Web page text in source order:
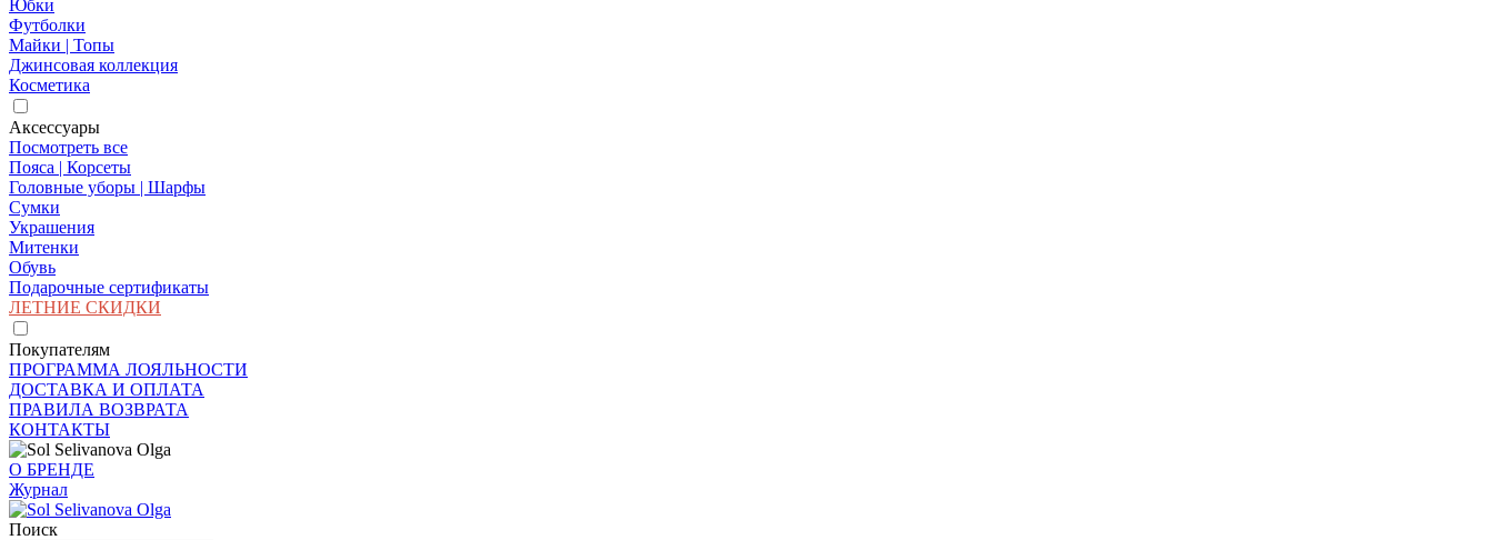
Юбки
Футболки
Майки | Топы
Джинсовая коллекция
Косметика
Аксессуары
Посмотреть все
Пояса | Корсеты
Головные уборы | Шарфы
Сумки
Украшения
Митенки
Обувь
Подарочные сертификаты
ЛЕТНИЕ СКИДКИ
Покупателям
ПРОГРАММА ЛОЯЛЬНОСТИ
ДОСТАВКА И ОПЛАТА
ПРАВИЛА ВОЗВРАТА
КОНТАКТЫ
О БРЕНДЕ
Журнал
Поиск